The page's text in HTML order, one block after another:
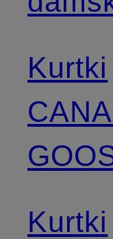
Kurtki
Kurtki